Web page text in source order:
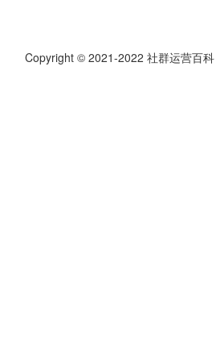
Copyright © 2021-2022 社群运营百科